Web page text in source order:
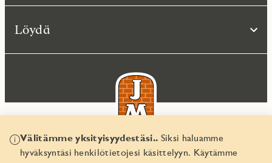
Välitämme yksityisyydestäsi.. Siksi haluamme
hyväksyntäsi henkilötietojesi käsittelyyn. Käytämme
Löydä
© JM Suomi OY 2026